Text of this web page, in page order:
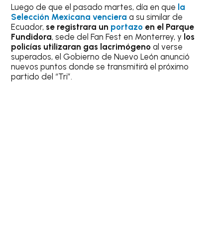
Luego de que el pasado martes, día en que la
Selección Mexicana venciera a su similar de
Ecuador, se registrara un portazo en el Parque
Fundidora, sede del Fan Fest en Monterrey, y los
policías utilizaran gas lacrimógenoal verse
superados, el Gobierno de Nuevo León anunció
nuevos puntos donde se transmitirá el próximo
partido del “Tri”.